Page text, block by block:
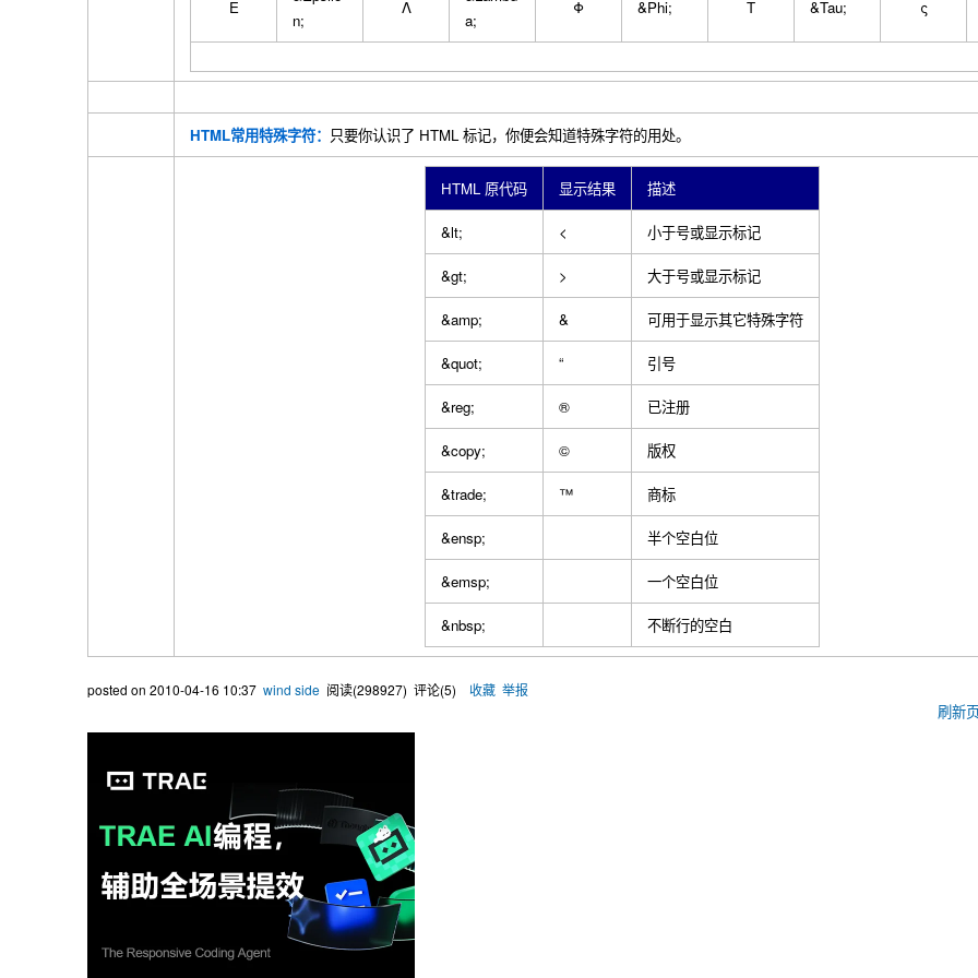
Ε
n;
Λ
a;
Φ &Phi; Τ &Tau; ς
HTML常用特殊字符： 只要你认识了 HTML 标记，你便会知道特殊字符的用处。
HTML 原代码 显示结果 描述
&lt; < 小于号或显示标记
&gt; > 大于号或显示标记
&amp; & 可用于显示其它特殊字符
&quot; “ 引号
&reg; ® 已注册
&copy; © 版权
&trade; ™ 商标
&ensp; 半个空白位
&emsp; 一个空白位
&nbsp; 不断行的空白
posted on 2010-04-16 10:37 wind side 阅读(298927) 评论(5) 收藏 举报
刷新